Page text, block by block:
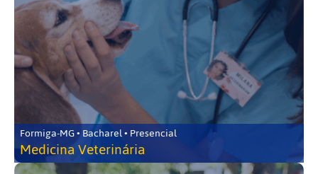
Formiga-MG • Bacharel • Presencial
Medicina Veterinária